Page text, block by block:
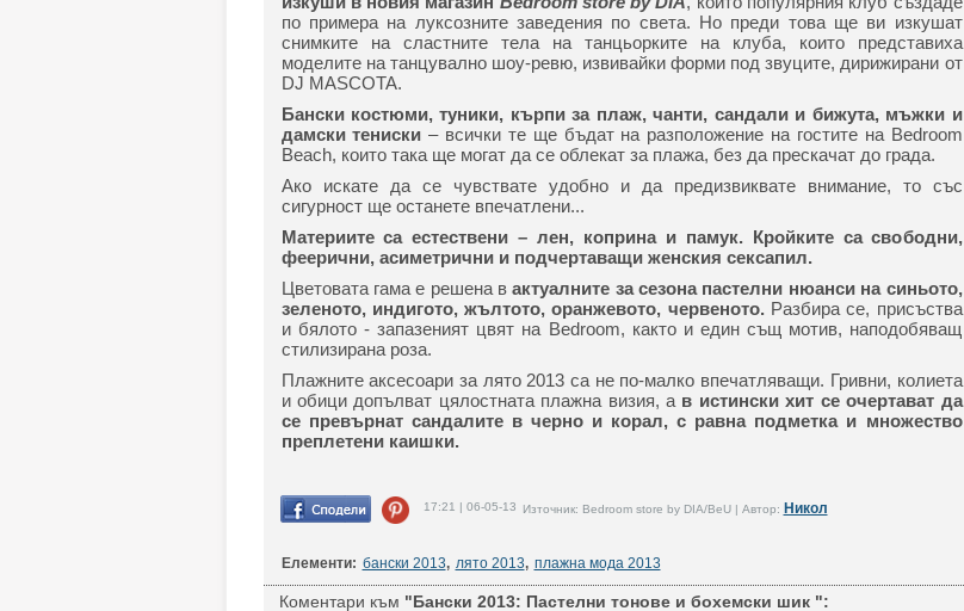
по примера на луксозните заведения по света. Но преди това ще ви изкушат
снимките на сластните тела на танцьорките на клуба, които представиха
моделите на танцувално шоу-ревю, извивайки форми под звуците, дирижирани от
DJ MASCOTA.
Бански костюми, туники, кърпи за плаж, чанти, сандали и бижута, мъжки и
дамски тениски – всички те ще бъдат на разположение на гостите на Bedroom
Beach, които така ще могат да се облекат за плажа, без да прескачат до града.
Ако искате да се чувствате удобно и да предизвиквате внимание, то със
сигурност ще останете впечатлени...
Материите са естествени – лен, коприна и памук. Кройките са свободни,
феерични, асиметрични и подчертаващи женския сексапил.
Цветовата гама е решена вактуалните за сезона пастелни нюанси на синьото,
зеленото, индигото, жълтото, оранжевото, червеното. Разбира се, присъства
и бялото - запазеният цвят на Bedroom, както и един същ мотив, наподобяващ
стилизирана роза.
Плажните аксесоари за лято 2013 са не по-малко впечатляващи. Гривни, колиета
и обици допълват цялостната плажна визия, а в истински хит се очертават да
се превърнат сандалите в черно и корал, с равна подметка и множество
преплетени каишки.
17:21 | 06-05-13 Източник: Bedroom store by DIA/BeU | Автор: Никол
Елементи: бански 2013, лято 2013, плажна мода 2013
Коментари към "Бански 2013: Пастелни тонове и бохемски шик ":